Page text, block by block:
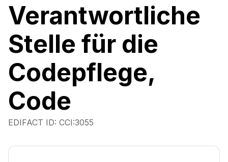
Verantwortliche
Stelle für die
Codepflege,
Code
EDIFACT ID: CCI:3055